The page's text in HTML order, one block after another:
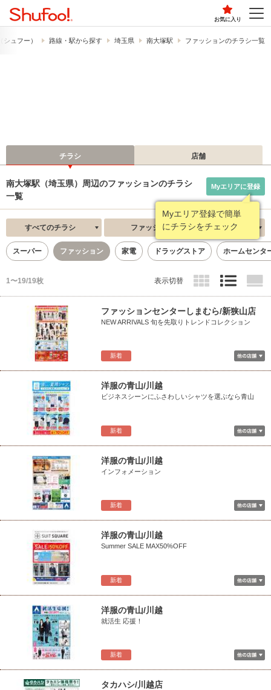
お気に入り
ュフー） 路線・駅から探す 埼玉県 南大塚駅 ファッションのチラシ一覧
チラシ 店舗
南大塚駅（埼玉県）周辺のファッションのチラシ
一覧
Myエリア登録で簡単
にチラシをチェック
Myエリアに登録
すべてのチラシ ファッション 新着順
スーパー ファッション 家電 ドラッグストア ホームセンタ
1〜19/19枚 表示切替
新着
ファッションセンターしまむら/新狭山店
NEW ARRIVALS 旬を先取りトレンドコレクション
新着
洋服の青山/川越
ビジネスシーンにふさわしいシャツを選ぶなら青山
新着
洋服の青山/川越
インフォメーション
新着
洋服の青山/川越
Summer SALE MAX50%OFF
新着
洋服の青山/川越
就活生 応援！
タカハシ/川越店